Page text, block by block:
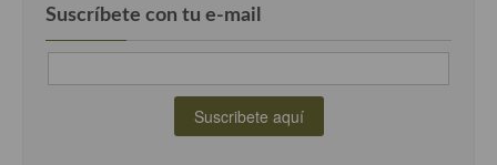
Suscríbete con tu e-mail